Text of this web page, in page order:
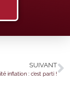
SUIVANT
inflation : c’est parti !